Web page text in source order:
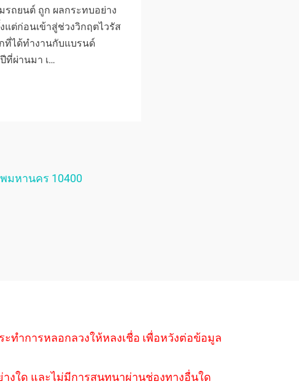
ถยนต์ ถูก ผลกระทบอย่าง
แต่ก่อนเข้าสู่ช่วงวิกฤตไวรัส
ที่ได้ทำงานกับแบรนด์
ที่ผ่านมา เ…
มหานคร 10400
ำการหลอกลวงให้หลงเชื่อ เพื่อหวังต่อข้อมูล
งใด และไม่มีการสนทนาผ่านช่องทางอื่นใด